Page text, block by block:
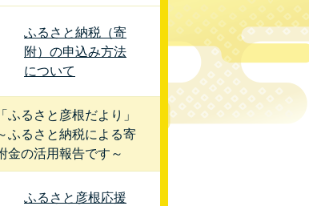
ふるさと納税（寄
附）の申込み方法
について
「ふるさと彦根だより」
ふるさと納税による寄
金の活用報告です～
ふるさと彦根応援